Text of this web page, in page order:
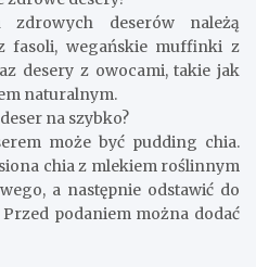
cukru w zdrowych
syrop klonowy, miód, daktyle
zamiennikami cukru.
smaku, ale również
odżywczych.
desery?
organizmowi cennych
takich jak błonnik, zdrowe
ograniczając spożycie